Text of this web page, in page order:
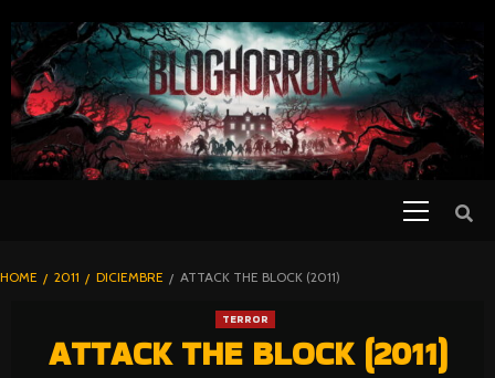
TO
CONTENT
BLOGHORROR
HOME 2011 DICIEMBRE ATTACK THE BLOCK (2011)
TERROR
ATTACK THE BLOCK (2011)